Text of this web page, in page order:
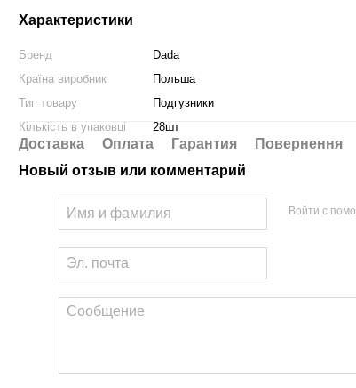
Характеристики
Бренд
Dada
Країна виробник
Польша
Тип товару
Подгузники
Кількість в упаковці
28шт
Доставка Оплата Гарантия
Повернення
Новый отзыв или комментарий
Войти с